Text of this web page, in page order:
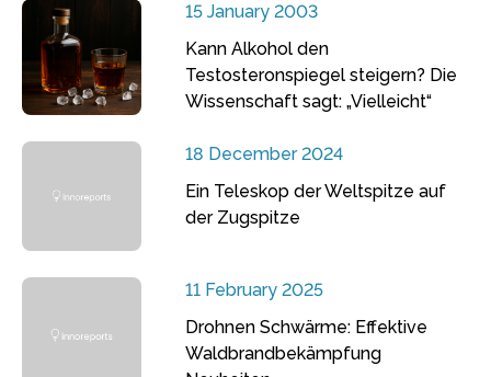
15 January 2003
Kann Alkohol den
Testosteronspiegel steigern? Die
Wissenschaft sagt: „Vielleicht“
18 December 2024
Ein Teleskop der Weltspitze auf
der Zugspitze
11 February 2025
Drohnen Schwärme: Effektive
Waldbrandbekämpfung